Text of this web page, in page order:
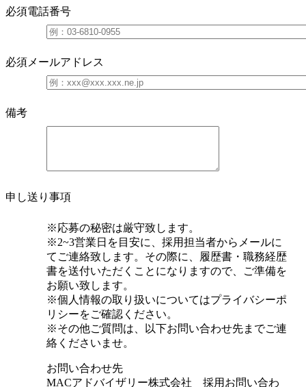
必須電話番号
必須 メールアドレス
備考
申し送り事項
※応募の秘密は厳守致します。
※2~3営業日を目安に、採用担当者からメールに
てご連絡致します。その際に、履歴書・職務経歴
書を送付いただくことになりますので、ご準備を
お願い致します。
※個人情報の取り扱いについてはプライバシーポ
リシーをご確認ください。
※その他ご質問は、以下お問い合わせ先までご連
絡くださいませ。
お問い合わせ先
MACアドバイザリー株式会社 採用お問い合わ